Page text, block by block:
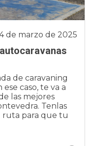
de marzo de 2025
de caravaning
caso, te va a
las mejores
Tenlas
ruta para que tu